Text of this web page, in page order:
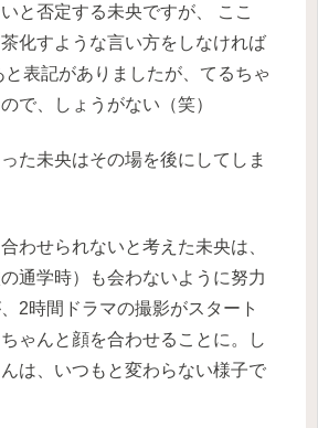
と否定する未央ですが、
ここ
化すような言い方をしなければ
と表記がありましたが、てるちゃ
で、しょうがない（笑）
た未央はその場を後にしてしま
わせられないと考えた未央は、
通学時）も会わないように努力
2時間ドラマの撮影がスタート
ゃんと顔を合わせることに。し
は、いつもと変わらない様子で